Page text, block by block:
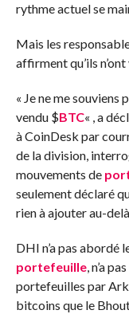
rythme actuel se
Mais les
affirment qu’ils
« Je ne me souviens
vendu $BTC« , a
à CoinDesk par
de la division,
mouvements de
seulement déclaré
rien à ajouter au-
DHI n’a pas abordé
portefeuille, n’a
portefeuilles par
bitcoins que le